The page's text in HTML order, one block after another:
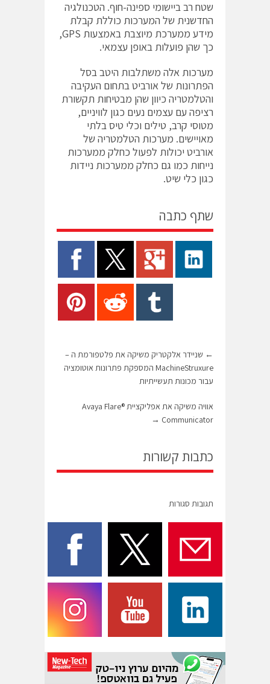
שטח רב ביישומי ספינה-חוף. הטכנולגיה
החדשנית של המערכות כוללת קבלת
מידע ממערכת מיוצבת באמצעות GPS,
כך שהן פועלות באופן עצמאי.
מערכות אלה משתלבות היטב בסל
הפתרונות של אורביט בתחום העקיבה
והטלמטריה כיוון שהן מבטיחות תקשורת
רציפה עם עצמים נעים כגון לוויניים,
מטוסי קרב, טילים וכלי טיס בלתי
מאויישים. מערכות הטלמטריה של
אורביט יכולות לפעול כחלק ממערכות
נייחות כמו גם כחלק ממערכות ניידות
כגון כלי שיט.
שתף כתבה
← שניידר אלקטריק משיקה את פלטפורמת ה –
MachineStruxure המספקת פתרונות אוטומציה
עבור מכונות תעשייתיות
אוויה משיקה את אפליקציית Avaya Flare®
Communicator
→
כתבות קשורות
תגובות סגורות